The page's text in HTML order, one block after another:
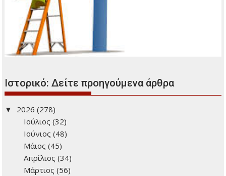
Ιστορικό: Δείτε προηγούμενα άρθρα
2026 (278)
Ιούλιος (32)
Ιούνιος (48)
Μάιος (45)
Απρίλιος (34)
Μάρτιος (56)